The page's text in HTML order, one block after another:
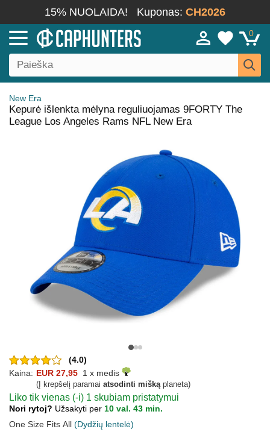
15% NUOLAIDA! Kuponas: CH2026
0
New Era
Kepurė išlenkta mėlyna reguliuojamas 9FORTY The
League Los Angeles Rams NFL New Era
(4.0)
Kaina: EUR 27,95 1 x medis
(Į krepšelį paramai atsodinti miškąplaneta)
Liko tik vienas (-i) 1 skubiam pristatymui
Nori rytoj? Užsakyti per 10 val. 43 min.
One Size Fits All (Dydžių lentelė)